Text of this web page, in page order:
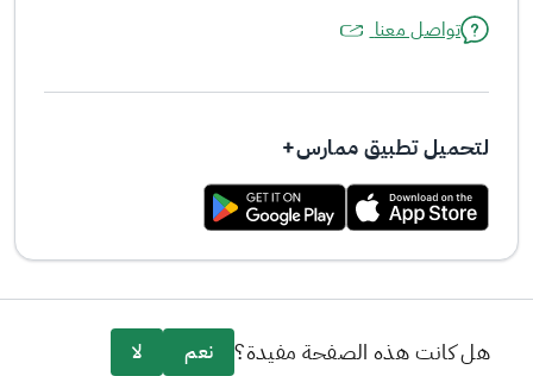
تواصل معنا
لتحميل تطبيق ممارس+
هل كانت هذه الصفحة مفيدة؟ نعم لا